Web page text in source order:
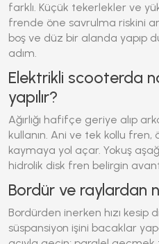
farklı. Küçük tekerlekler ve
frende öne savrulma riskini
boş ve düz bir alanda yapıp
adım.
Elektrikli scooterda
yapılır?
Ağırlığı hafifçe geriye alıp
kullanın. Ani ve tek kollu fren,
kaymaya yol açar. Yokuş
hidrolik disk fren belirgin
Bordür ve raylardan
Bordürden inerken hızı
süspansiyon işini bacaklar